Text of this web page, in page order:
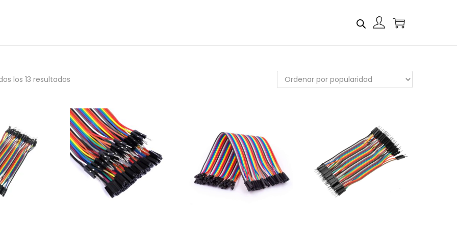
los 13 resultados